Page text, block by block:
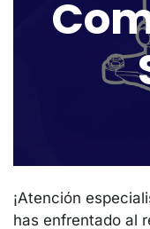
¡Atención
has enfrentado al